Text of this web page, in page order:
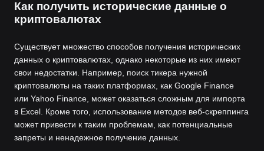
Как получить исторические данные о
криптовалютах
Существует множество способов получения исторических
данных о криптовалютах, однако некоторые из них имеют
свои недостатки. Например, поиск тикера нужной
криптовалюты на таких платформах, как Google Finance
или Yahoo Finance, может оказаться сложным для импорта
в Excel. Кроме того, использование методов веб-скреппинга
может привести к таким проблемам, как потенциальные
запреты и ненадежное получение данных.